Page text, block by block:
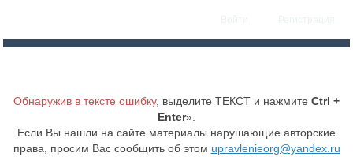
Обнаружив в тексте ошибку, выделите ТЕКСТ и нажмите Ctrl +
Enter».
Если Вы нашли на сайте материалы нарушающие авторские
права, просим Вас сообщить об этом upravlenieorg@yandex.ru